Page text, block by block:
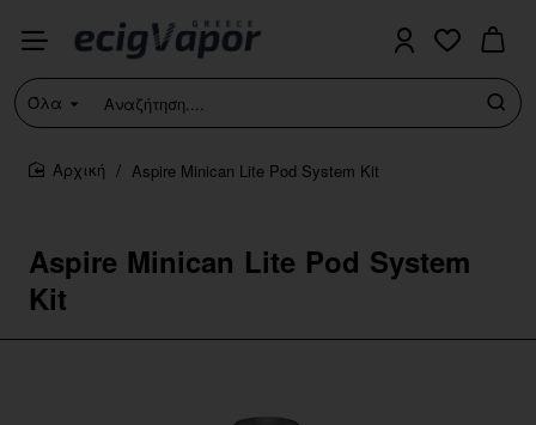
Όλα
Αναζήτηση....
Aspire Minican Lite Pod System
Kit
home
Aspire Minican Lite Pod System Kit